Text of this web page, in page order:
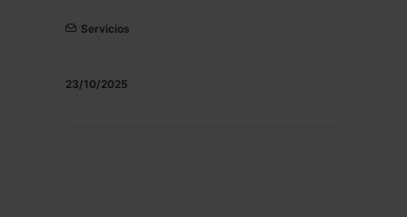
Servicios
23/10/2025